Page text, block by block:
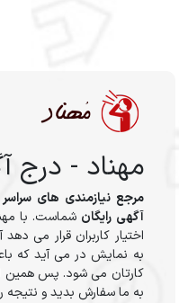
مهناد - درج
مرجع نیازمندی های سراسر
آگهی رایگان شماست. با
اختیار کاربران قرار می
به نمایش در می آید که
کارتان می شود. پس همین
به ما سفارش بدید و نتیجه